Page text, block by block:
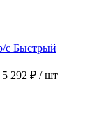
Быстрый
5 292 ₽ / шт